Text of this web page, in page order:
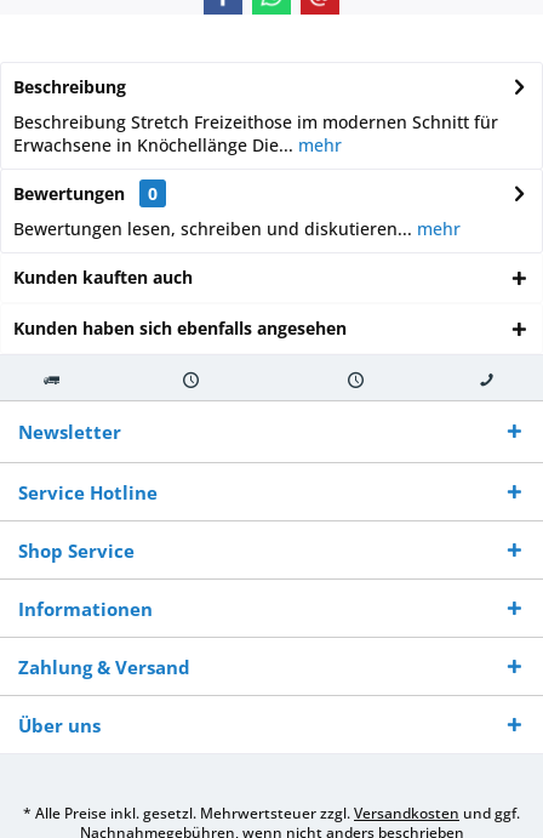
Beschreibung
Beschreibung Stretch Freizeithose im modernen Schnitt für
Erwachsene in Knöchellänge Die... mehr
Bewertungen
0
Bewertungen lesen, schreiben und diskutieren... mehr
Kunden kauften auch
Kunden haben sich ebenfalls angesehen
Kostenloser
Versand ab €
250,-
Versand innerhalb von Versand von So erreichen
Sie uns 0160
970 511 90
Newsletter
Service Hotline
Shop Service
Informationen
Zahlung & Versand
Über uns
* Alle Preise inkl. gesetzl. Mehrwertsteuer zzgl.Versandkosten und ggf.
Nachnahmegebühren, wenn nicht anders beschrieben